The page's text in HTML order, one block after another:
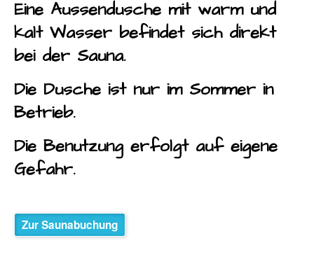
Eine Aussendusche mit warm und
kalt Wasser befindet sich direkt
bei der Sauna.
Die Dusche ist nur im Sommer in
Betrieb.
Die Benutzung erfolgt auf eigene
Gefahr.
Zur Saunabuchung